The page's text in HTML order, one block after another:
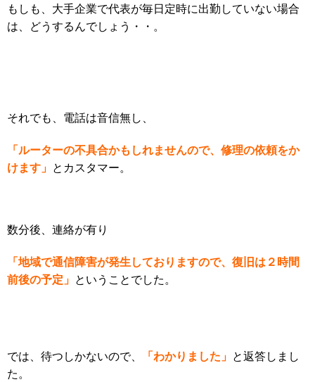
もしも、大手企業で代表が毎日定時に出勤していない場合
は、どうするんでしょう・・。
それでも、電話は音信無し、
「ルーターの不具合かもしれませんので、修理の依頼をか
けます」 とカスタマー。
数分後、連絡が有り
「地域で通信障害が発生しておりますので、復旧は２時間
前後の予定」 ということでした。
では、待つしかないので、 「わかりました」 と返答しまし
た。